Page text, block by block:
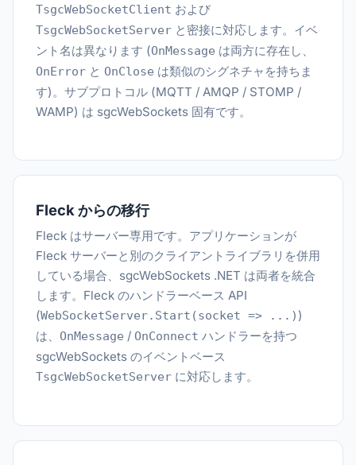
TsgcWebSocketClient および
TsgcWebSocketServer と密接に対応します。イベ
ント名は異なります (OnMessage は両方に存在し、
OnError と OnClose は類似のシグネチャを持ちま
す)。サブプロトコル (MQTT / AMQP / STOMP /
WAMP) は sgcWebSockets 固有です。
Fleck からの移行
Fleck はサーバー専用です。アプリケーションが
Fleck サーバーと別のクライアントライブラリを併用
している場合、sgcWebSockets .NET は両者を統合
します。Fleck のハンドラーベース API
(WebSocketServer.Start(socket => ...) )
は、 OnMessage / OnConnect ハンドラーを持つ
sgcWebSockets のイベントベース
TsgcWebSocketServer に対応します。